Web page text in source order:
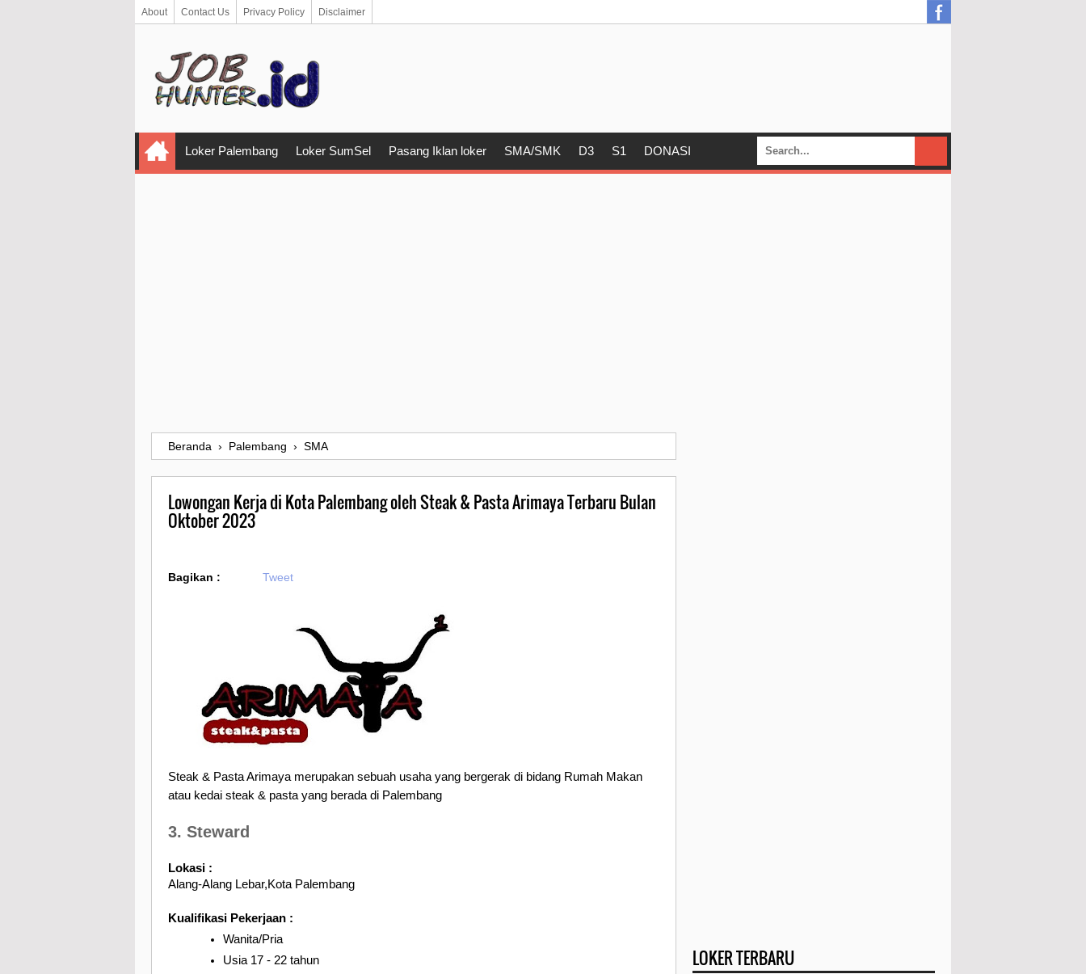
About Contact Us Privacy Policy Disclaimer
Loker Palembang Loker SumSel Pasang Iklan loker SMA/SMK D3 S1 DONASI
Beranda › Palembang › SMA
Lowongan Kerja di Kota Palembang oleh Steak & Pasta Arimaya Terbaru Bulan
Oktober 2023
Bagikan : Tweet
Steak & Pasta Arimaya merupakan sebuah usaha yang bergerak di bidang Rumah Makan
atau kedai steak & pasta yang berada di Palembang
3. Steward
Lokasi :
Alang-Alang Lebar,Kota Palembang
Kualifikasi Pekerjaan :
Wanita/Pria
Usia 17 - 22 tahun
LOKER TERBARU